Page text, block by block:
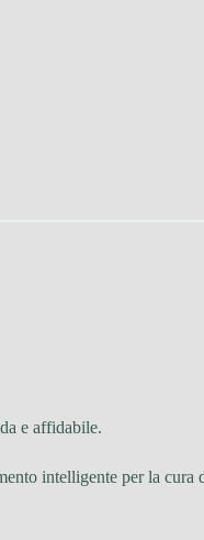
e affidabile.
intelligente per la